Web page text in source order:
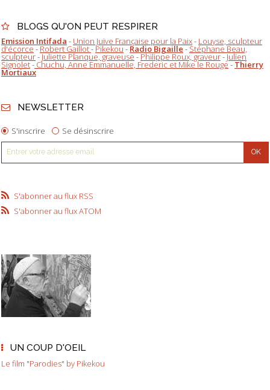
BLOGS QU'ON PEUT RESPIRER
Emission Intifada - Union Juive Française pour la Paix- Louyse, sculpteur
d'écorce-Robert Gaillot-Pikekou-Radio Bigaille-Stéphane Beau,
sculpteur-Juliette Planque, graveuse-Philippe Roux, graveur-Julien
Signolet-Chuchu, Anne Emmanuelle, Frederic et Mike le Rouge-Thierry
Mortiaux
NEWSLETTER
S'inscrire Se désinscrire
S'abonner au flux RSS
S'abonner au flux ATOM
UN COUP D'OEIL
Le film "Parodies" by Pikekou